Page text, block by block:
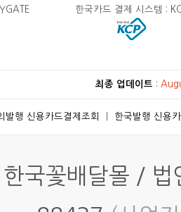
한국카드 결제 시스템 :
최종 업데이트 :
발행 신용카드결제조회 한국발행 신용
국꽃배달몰 /